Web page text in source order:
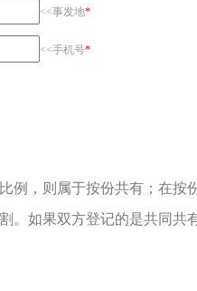
<<事发地*
<<手机号*
例，则属于按份共有；在按
。如果双方登记的是共同共